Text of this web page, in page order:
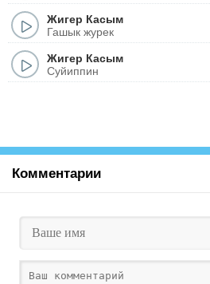
Жигер Касым
Гашык журек
Жигер Касым
Суйиппин
Комментарии